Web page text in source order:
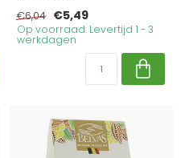
€6,04 €5,49
Op voorraad. Levertijd 1 - 3
werkdagen